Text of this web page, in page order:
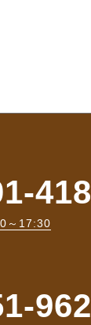
418
～17:30
962